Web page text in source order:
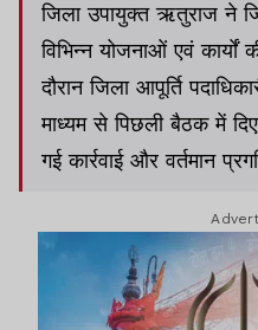
जिला उपायुक्त ऋतुराज ने
विभिन्न योजनाओं एवं
दौरान जिला आपूर्ति
माध्यम से पिछली बैठक में
गई कार्रवाई और वर्तमान